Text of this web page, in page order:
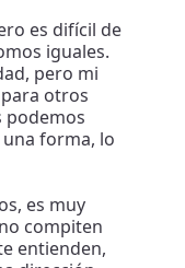
es difícil de
iguales.
pero mi
otros
podemos
forma, lo
es muy
compiten
entienden,